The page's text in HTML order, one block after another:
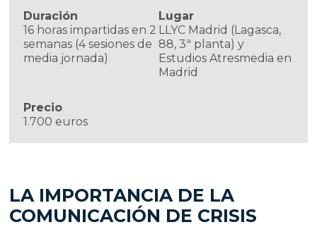
Duración
16 horas impartidas en 2
semanas (4 sesiones de
media jornada)
Lugar
LLYC Madrid (Lagasca,
88, 3ª planta) y
Estudios Atresmedia en
Madrid
Precio
1.700 euros
LA IMPORTANCIA DE LA
COMUNICACIÓN DE CRISIS